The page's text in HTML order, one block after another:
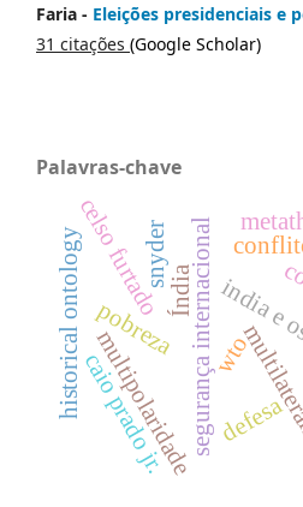
Faria - Eleições presidenciais e
31 citações (Google Scholar)
Palavras-chave
multipolaridade defesa
segurança internacional
Índia india
pobreza
celso furtado
caio prado jr.
historical ontology wto
snyder